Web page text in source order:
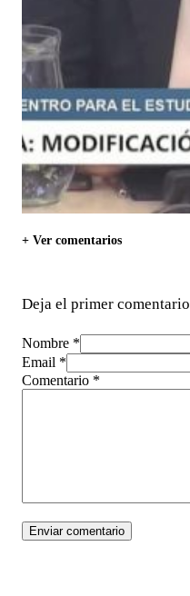
+ Ver comentarios
Deja el primer comentario
Nombre *
Email *
Comentario *